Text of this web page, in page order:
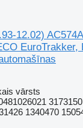
12.02)
EuroTrakker,
vārsts
1340470